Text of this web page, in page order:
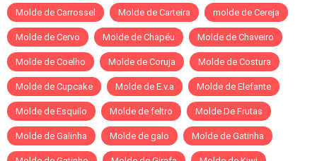
Molde de Carrossel Molde de Carteira molde de Cereja
Molde de Cervo Molde de Chapéu Molde de Chaveiro
Molde de Coelho Molde de Coruja Molde de Costura
Molde de Cupcake Molde de E.v.a Molde de Elefante
Molde de Esquilo Molde de feltro Molde De Frutas
Molde de Galinha Molde de galo Molde de Gatinha